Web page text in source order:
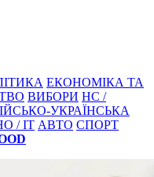
ЕКОНОМІКА ТА
ВИБОРИ НС /
УКРАЇНСЬКА
/ IT АВТО СПОРТ